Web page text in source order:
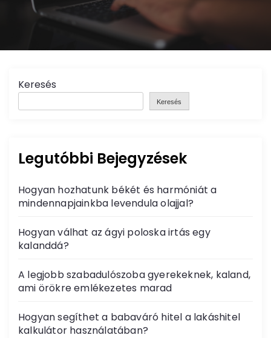
Keresés
Keresés
Legutóbbi Bejegyzések
Hogyan hozhatunk békét és harmóniát a
mindennapjainkba levendula olajjal?
Hogyan válhat az ágyi poloska irtás egy
kalanddá?
A legjobb szabadulószoba gyerekeknek, kaland,
ami örökre emlékezetes marad
Hogyan segíthet a babaváró hitel a lakáshitel
kalkulátor használatában?